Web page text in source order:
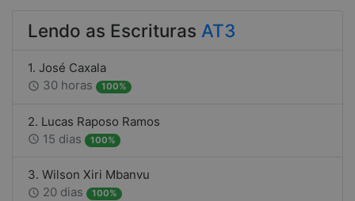
Lendo as Escrituras AT3
1. José Caxala
access_time 30 horas 100%
2. Lucas Raposo Ramos
access_time 15 dias 100%
3. Wilson Xiri Mbanvu
access_time 20 dias 100%